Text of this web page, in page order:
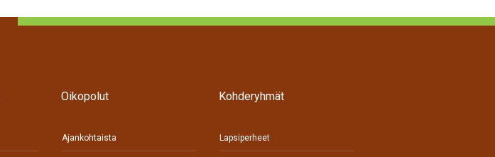
Oikopolut
Ajankohtaista
Kohderyhmät
Lapsiperheet